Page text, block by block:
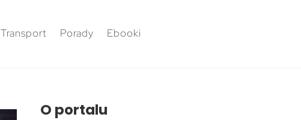
Transport Porady Ebooki
O portalu